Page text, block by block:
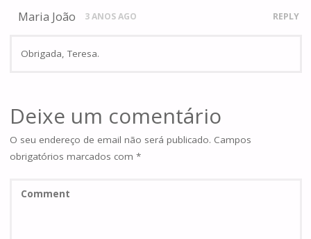
Maria João 3 ANOS AGO REPLY
Obrigada, Teresa.
Deixe um comentário
O seu endereço de email não será publicado. Campos
obrigatórios marcados com *